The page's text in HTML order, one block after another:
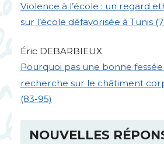
Violence à l’école : un regard
sur l’école défavorisée à Tunis
Éric DEBARBIEUX
Pourquoi pas une bonne fessée
recherche sur le châtiment
(83-95)
NOUVELLES RÉ